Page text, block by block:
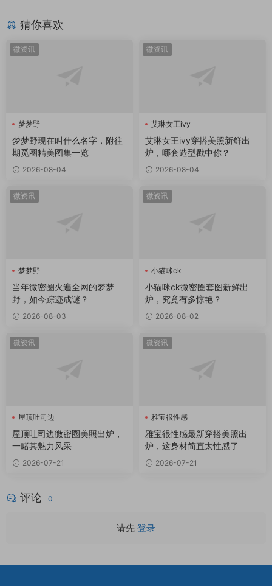
猜你喜欢
微资讯
梦梦野
梦梦野现在叫什么名字，附往
期觅圈精美图集一览
2026-08-04
微资讯
艾琳女王ivy
艾琳女王ivy穿搭美照新鲜出
炉，哪套造型戳中你？
2026-08-04
微资讯
梦梦野
当年微密圈火遍全网的梦梦
野，如今踪迹成谜？
2026-08-03
微资讯
小猫咪ck
小猫咪ck微密圈套图新鲜出
炉，究竟有多惊艳？
2026-08-02
微资讯
屋顶吐司边
屋顶吐司边微密圈
屋顶吐司边微密圈美照出炉，
一睹其魅力风采
2026-07-21
微资讯
雅宝很性感
雅宝很性感最新穿搭美照出
炉，这身材简直太性感了
2026-07-21
评论 0
请先 登录